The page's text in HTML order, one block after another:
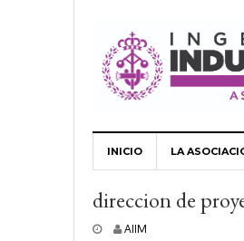
INICIO LA
direccion de
AIIM